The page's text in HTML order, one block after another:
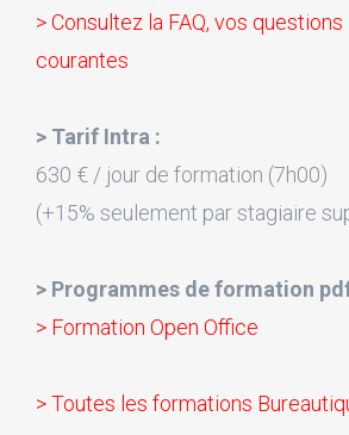
> Consultez la FAQ, vos
courantes
> Tarif Intra :
630 € / jour de formation (7h00)
(+15% seulement par stagiaire
> Programmes de formation
> Formation Open Office
> Toutes les formations